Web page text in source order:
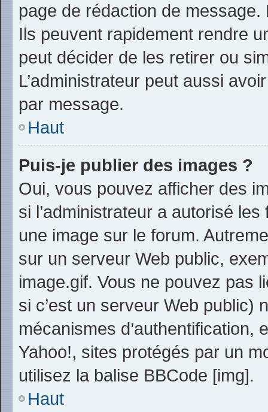
page de rédaction de
Ils peuvent rapidement rendre
peut décider de les retirer ou
L’administrateur peut aussi
par message.
Haut
Puis-je publier des images ?
Oui, vous pouvez afficher des
si l’administrateur a autorisé
une image sur le forum.
sur un serveur Web public,
image.gif. Vous ne pouvez pas
si c’est un serveur Web public)
mécanismes d’authentification,
Yahoo!, sites protégés par un
utilisez la balise BBCode [img].
Haut